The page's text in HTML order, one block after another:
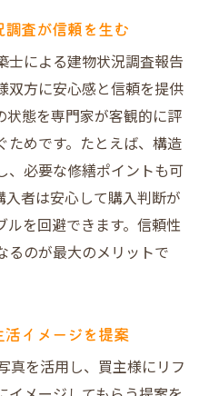
査が信頼を生む
士による建物状況調査報告
双方に安心感と信頼を提供
状態を専門家が客観的に評
ためです。たとえば、構造
、必要な修繕ポイントも可
者は安心して購入判断が
を回避できます。信頼性
るのが最大のメリットで
イメージを提案
真を活用し、買主様にリフ